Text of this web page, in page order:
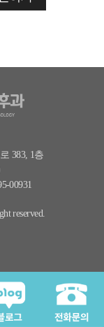
383, 1층
00931
reserved.